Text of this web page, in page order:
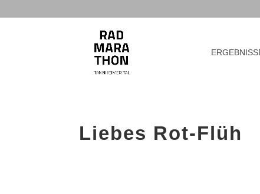
Liebes Rot-Flüh